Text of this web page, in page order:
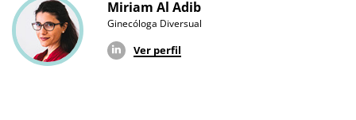
Miriam Al Adib
Ginecóloga Diversual
Ver perfil